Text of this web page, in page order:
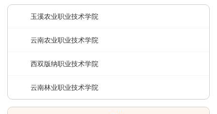
玉溪农业职业技术学院
云南农业职业技术学院
西双版纳职业技术学院
云南林业职业技术学院